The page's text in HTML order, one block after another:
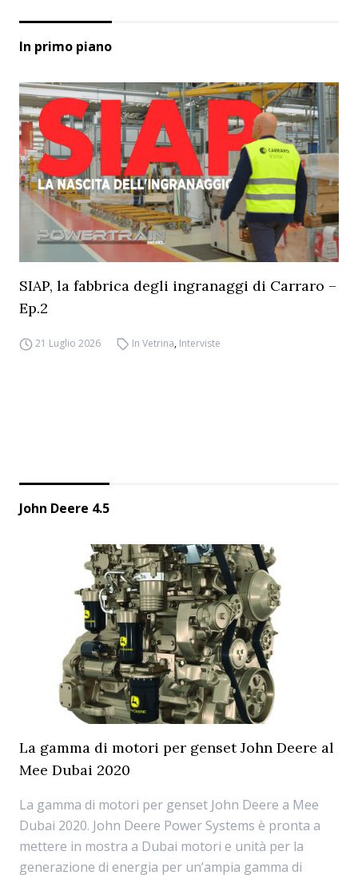
In primo piano
SIAP, la fabbrica degli ingranaggi di Carraro –
Ep.2
21 Luglio 2026 In Vetrina, Interviste
John Deere 4.5
La gamma di motori per genset John Deere al
Mee Dubai 2020
La gamma di motori per genset John Deere a Mee
Dubai 2020. John Deere Power Systems è pronta a
mettere in mostra a Dubai motori e unità per la
generazione di energia per un’ampia gamma di